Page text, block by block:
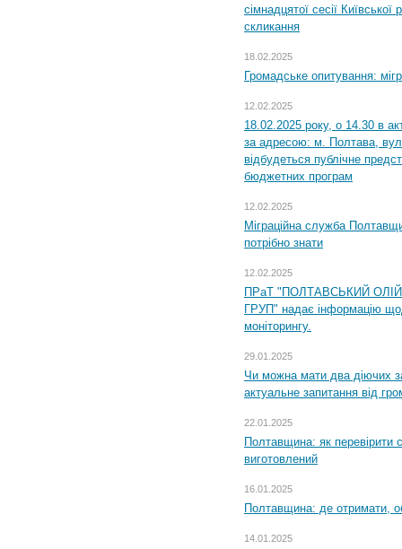
сімнадцятої сесії
скликання
18.02.2025
Громадське опитування:
12.02.2025
18.02.2025 року, о 14.30 в
за адресою: м. Полтава,
відбудеться публічне
бюджетних програм
12.02.2025
Міграційна служба
потрібно знати
12.02.2025
ПРаТ "ПОЛТАВСЬКИЙ
ГРУП" надає інформацію
моніторингу.
29.01.2025
Чи можна мати два діючих
актуальне запитання від
22.01.2025
Полтавщина: як перевірити
виготовлений
16.01.2025
Полтавщина: де отримати,
14.01.2025